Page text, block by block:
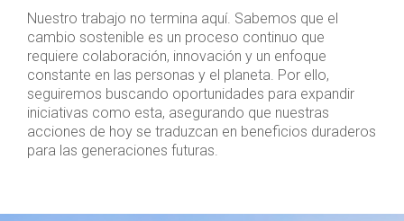
Nuestro trabajo no termina aquí. Sabemos que el
cambio sostenible es un proceso continuo que
requiere colaboración, innovación y un enfoque
constante en las personas y el planeta. Por ello,
seguiremos buscando oportunidades para expandir
iniciativas como esta, asegurando que nuestras
acciones de hoy se traduzcan en beneficios duraderos
para las generaciones futuras.